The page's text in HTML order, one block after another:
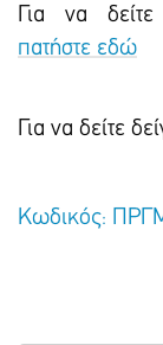
Για να δείτε
πατήστε εδώ
Για να δείτε
Κωδικός: